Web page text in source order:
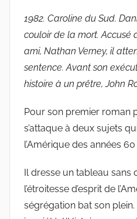
1982. Caroline du Sud.
couloir de la mort. Accusé
ami, Nathan Verney, il
sentence. Avant son
histoire à un prêtre, John
Pour son premier roman
s’attaque à deux sujets
l’Amérique des années
Il dresse un tableau sans
l’étroitesse d’esprit de
ségrégation bat son